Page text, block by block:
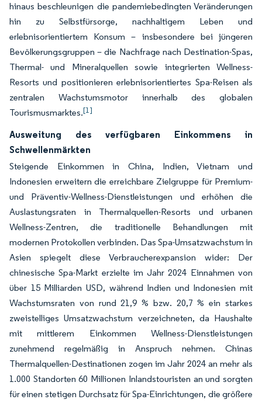
hinaus beschleunigen die pandemiebedingten Veränderungen
hin zu Selbstfürsorge, nachhaltigem Leben und
erlebnisorientiertem Konsum – insbesondere bei jüngeren
Bevölkerungsgruppen – die Nachfrage nach Destination-Spas,
Thermal- und Mineralquellen sowie integrierten Wellness-
Resorts und positionieren erlebnisorientiertes Spa-Reisen als
zentralen Wachstumsmotor innerhalb des globalen
Tourismusmarktes.[1]
Ausweitung des verfügbaren Einkommens in
Schwellenmärkten
Steigende Einkommen in China, Indien, Vietnam und
Indonesien erweitern die erreichbare Zielgruppe für Premium-
und Präventiv-Wellness-Dienstleistungen und erhöhen die
Auslastungsraten in Thermalquellen-Resorts und urbanen
Wellness-Zentren, die traditionelle Behandlungen mit
modernen Protokollen verbinden. Das Spa-Umsatzwachstum in
Asien spiegelt diese Verbraucherexpansion wider: Der
chinesische Spa-Markt erzielte im Jahr 2024 Einnahmen von
über 15 Milliarden USD, während Indien und Indonesien mit
Wachstumsraten von rund 21,9 % bzw. 20,7 % ein starkes
zweistelliges Umsatzwachstum verzeichneten, da Haushalte
mit mittlerem Einkommen Wellness-Dienstleistungen
zunehmend regelmäßig in Anspruch nehmen. Chinas
Thermalquellen-Destinationen zogen im Jahr 2024 an mehr als
1.000 Standorten 60 Millionen Inlandstouristen an und sorgten
für einen stetigen Durchsatz für Spa-Einrichtungen, die größere